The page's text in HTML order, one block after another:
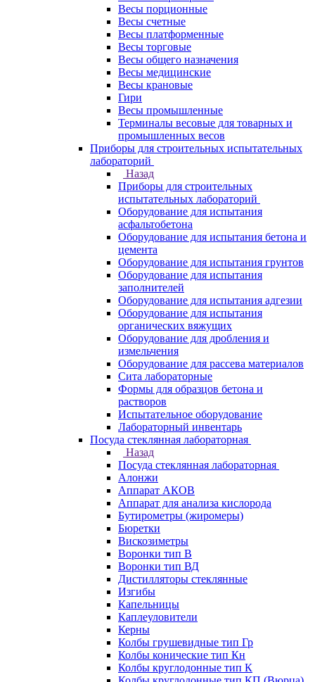
Весы порционные
Весы счетные
Весы платформенные
Весы торговые
Весы общего назначения
Весы медицинские
Весы крановые
Гири
Весы промышленные
Терминалы весовые для товарных и
промышленных весов
Приборы для строительных испытательных
лабораторий
Назад
Приборы для строительных
испытательных лабораторий
Оборудование для испытания
асфальтобетона
Оборудование для испытания бетона и
цемента
Оборудование для испытания грунтов
Оборудование для испытания
заполнителей
Оборудование для испытания адгезии
Оборудование для испытания
органических вяжущих
Оборудование для дробления и
измельчения
Оборудование для рассева материалов
Сита лабораторные
Формы для образцов бетона и
растворов
Испытательное оборудование
Лабораторный инвентарь
Посуда стеклянная лабораторная
Назад
Посуда стеклянная лабораторная
Алонжи
Аппарат АКОВ
Аппарат для анализа кислорода
Бутирометры (жиромеры)
Бюретки
Вискозиметры
Воронки тип В
Воронки тип ВД
Дистилляторы стеклянные
Изгибы
Капельницы
Каплеуловители
Керны
Колбы грушевидные тип Гр
Колбы конические тип Кн
Колбы круглодонные тип К